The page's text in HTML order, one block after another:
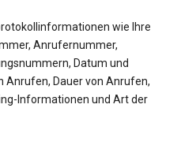
wie Ihre
Anrufernummer,
Datum und
Anrufen, Dauer von Anrufen,
Informationen und Art der